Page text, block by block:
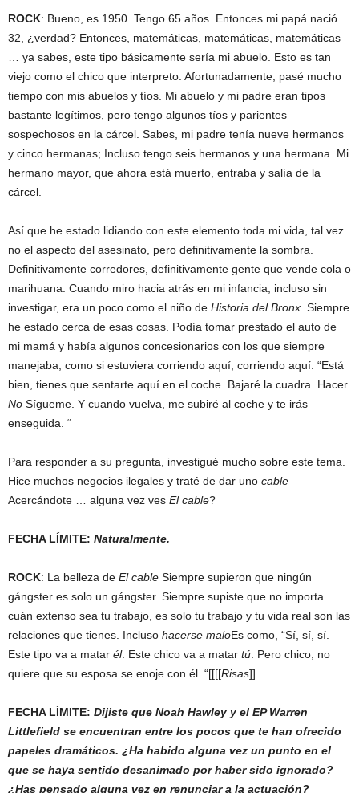
ROCK: Bueno, es 1950. Tengo 65 años. Entonces mi papá nació
32, ¿verdad? Entonces, matemáticas, matemáticas, matemáticas
… ya sabes, este tipo básicamente sería mi abuelo. Esto es tan
viejo como el chico que interpreto. Afortunadamente, pasé mucho
tiempo con mis abuelos y tíos. Mi abuelo y mi padre eran tipos
bastante legítimos, pero tengo algunos tíos y parientes
sospechosos en la cárcel. Sabes, mi padre tenía nueve hermanos
y cinco hermanas; Incluso tengo seis hermanos y una hermana. Mi
hermano mayor, que ahora está muerto, entraba y salía de la
cárcel.
Así que he estado lidiando con este elemento toda mi vida, tal vez
no el aspecto del asesinato, pero definitivamente la sombra.
Definitivamente corredores, definitivamente gente que vende cola o
marihuana. Cuando miro hacia atrás en mi infancia, incluso sin
investigar, era un poco como el niño de Historia del Bronx . Siempre
he estado cerca de esas cosas. Podía tomar prestado el auto de
mi mamá y había algunos concesionarios con los que siempre
manejaba, como si estuviera corriendo aquí, corriendo aquí. “Está
bien, tienes que sentarte aquí en el coche. Bajaré la cuadra. Hacer
No Sígueme. Y cuando vuelva, me subiré al coche y te irás
enseguida. “
Para responder a su pregunta, investigué mucho sobre este tema.
Hice muchos negocios ilegales y traté de dar uno cable
Acercándote … alguna vez ves El cable?
FECHA LÍMITE: Naturalmente.
ROCK: La belleza de El cable Siempre supieron que ningún
gángster es solo un gángster. Siempre supiste que no importa
cuán extenso sea tu trabajo, es solo tu trabajo y tu vida real son las
relaciones que tienes. Incluso hacerse maloEs como, “Sí, sí, sí.
Este tipo va a matar él. Este chico va a matar tú . Pero chico, no
quiere que su esposa se enoje con él. “[[[[Risas]]
FECHA LÍMITE: Dijiste que Noah Hawley y el EP Warren
Littlefield se encuentran entre los pocos que te han ofrecido
papeles dramáticos. ¿Ha habido alguna vez un punto en el
que se haya sentido desanimado por haber sido ignorado?
¿Has pensado alguna vez en renunciar a la actuación?